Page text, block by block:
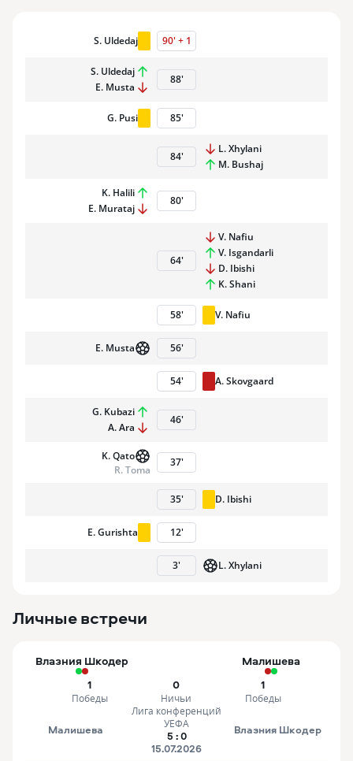
S. Uldedaj 90' + 1
S. Uldedaj
E. Musta
88'
G. Pusi 85'
84'
L. Xhylani
M. Bushaj
K. Halili
E. Murataj
80'
64'
V. Nafiu
V. Isgandarli
D. Ibishi
K. Shani
58' V. Nafiu
E. Musta 56'
54' A. Skovgaard
G. Kubazi
A. Ara
46'
R. Toma
K. Qato 37'
35' D. Ibishi
E. Gurishta 12'
3' L. Xhylani
Личные встречи
Влазния Шкодер
Малишева
1
Победы
0
Ничьи
1
Победы
Малишева
Лига конференций
УЕФА
5 :0
15.07.2026
Влазния Шкодер